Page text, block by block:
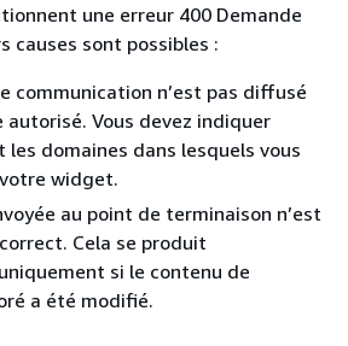
une erreur 400 Demande
causes sont possibles :
communication n’est pas diffusé
autorisé. Vous devez indiquer
les domaines dans lesquels vous
widget.
au point de terminaison n’est
Cela se produit
si le contenu de
a été modifié.